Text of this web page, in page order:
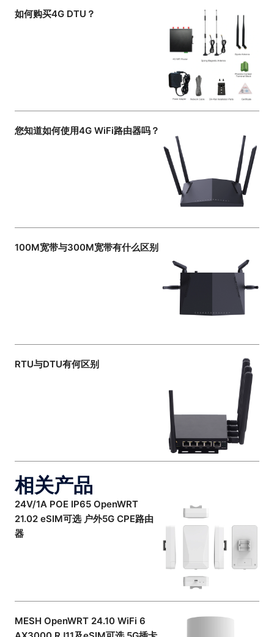
如何购买4G DTU？
您知道如何使用4G WiFi路由器吗？
100M宽带与300M宽带有什么区别
RTU与DTU有何区别
相关产品
24V/1A POE IP65 OpenWRT
21.02 eSIM可选 户外5G CPE路由
器
MESH OpenWRT 24.10 WiFi 6